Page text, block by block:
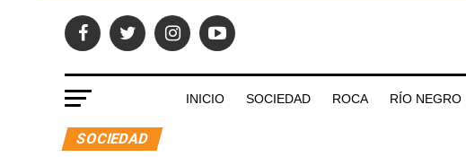
INICIO SOCIEDAD ROCA RÍO NEGRO
SOCIEDAD